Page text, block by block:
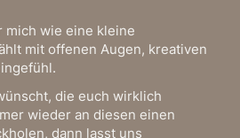
mich wie eine kleine
mit offenen Augen, kreativen
die euch wirklich
wieder an diesen einen
dann lasst uns